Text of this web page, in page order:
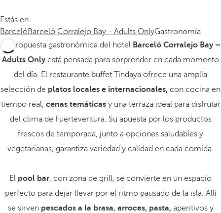
Estás en
BarcelóBarceló Corralejo Bay - Adults OnlyGastronomía
La propuesta gastronómica del hotel Barceló Corralejo Bay –
Adults Onlyestá pensada para sorprender en cada momento
del día. El restaurante buffet Tindaya ofrece una amplia
selección de platos locales e internacionales, con cocina en
tiempo real, cenas temáticasy una terraza ideal para disfrutar
del clima de Fuerteventura. Su apuesta por los productos
frescos de temporada, junto a opciones saludables y
vegetarianas, garantiza variedad y calidad en cada comida.
El pool bar, con zona de grill, se convierte en un espacio
perfecto para dejar llevar por el ritmo pausado de la isla. Allí
se sirven pescados a la brasa, arroces, pasta,aperitivos y